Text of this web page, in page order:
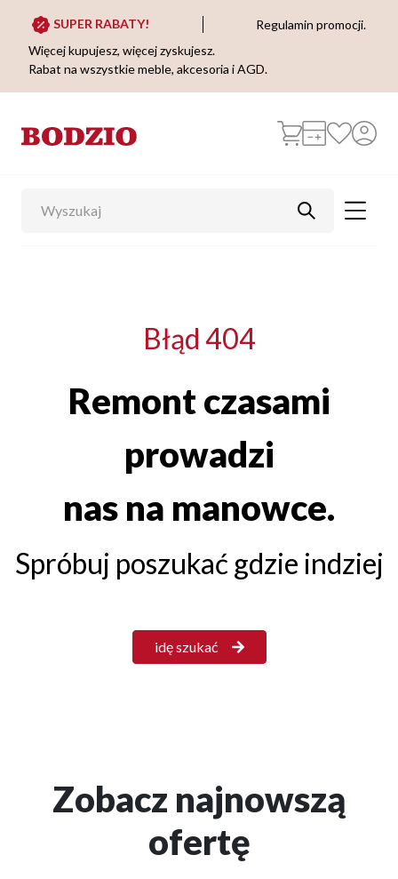
SUPER RABATY!
Regulamin promocji.
Więcej kupujesz, więcej zyskujesz.
Rabat na wszystkie meble, akcesoria i AGD.
Błąd 404
Remont czasami
prowadzi
nas na manowce.
Spróbuj poszukać gdzie indziej
idę szukać
Zobacz najnowszą
ofertę